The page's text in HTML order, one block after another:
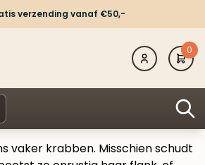
verzending vanaf €50,-
0
vaker krabben. Misschien schudt